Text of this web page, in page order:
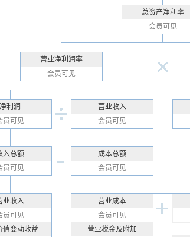
总资产净利率
会员可见
营业净利润率
会员可见
净利润
员可见
营业收入
会员可见
入总额
员可见
成本总额
会员可见
业收入
员可见
值变动收益
营业成本
会员可见
营业税金及附加